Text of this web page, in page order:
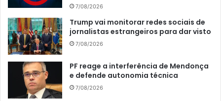
7/08/2026
Trump vai monitorar redes sociais de
jornalistas estrangeiros para dar visto
7/08/2026
PF reage a interferência de Mendonça
e defende autonomia técnica
7/08/2026